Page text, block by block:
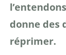
donne des
réprimer.